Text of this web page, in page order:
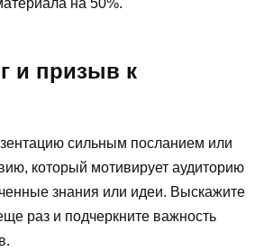
и призыв к
сильным посланием или
который мотивирует аудиторию
знания или идеи. Выскажите
раз и подчеркните важность